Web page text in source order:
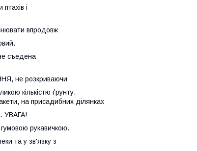
і
впродовж
съедена
не розкриваючи
кількістю ґрунту.
на присадибних ділянках
УВАГА!
рукавичкою.
та у зв'язку з